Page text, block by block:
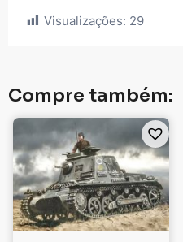
Visualizações: 29
Compre também: